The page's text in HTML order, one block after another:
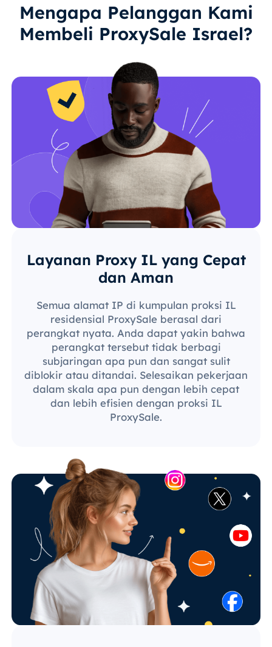
Mengapa Pelanggan Kami
Membeli ProxySale Israel?
Layanan Proxy IL yang Cepat
dan Aman
Semua alamat IP di kumpulan proksi IL
residensial ProxySale berasal dari
perangkat nyata. Anda dapat yakin bahwa
perangkat tersebut tidak berbagi
subjaringan apa pun dan sangat sulit
diblokir atau ditandai. Selesaikan pekerjaan
dalam skala apa pun dengan lebih cepat
dan lebih efisien dengan proksi IL
ProxySale.